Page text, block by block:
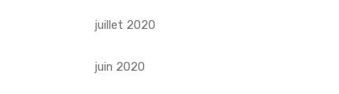
juillet 2020
juin 2020